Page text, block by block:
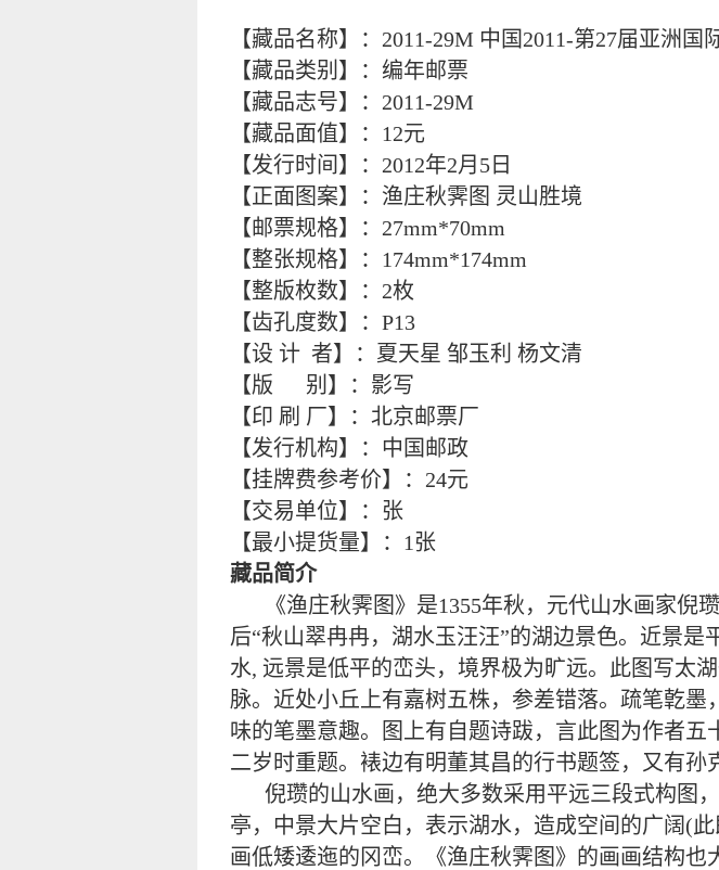
【藏品名称】：2011-29M 中国2011-第27届亚洲
【藏品类别】：编年邮票
【藏品志号】：2011-29M
【藏品面值】：12元
【发行时间】：2012年2月5日
【正面图案】：渔庄秋霁图 灵山胜境
【邮票规格】：27mm*70mm
【整张规格】：174mm*174mm
【整版枚数】：2枚
【齿孔度数】：P13
【设 计 者】：夏天星 邹玉利 杨文清
【版 别】：影写
【印 刷 厂】：北京邮票厂
【发行机构】：中国邮政
【挂牌费参考价】：24元
【交易单位】：张
【最小提货量】：1张
藏品简介
《渔庄秋霁图》是1355年秋，元代山水画家
后“秋山翠冉冉，湖水玉汪汪”的湖边景色。近景
水, 远景是低平的峦头，境界极为旷远。此图写太
脉。近处小丘上有嘉树五株，参差错落。疏笔亁
味的笔墨意趣。图上有自题诗跋，言此图为作者
二岁时重题。裱边有明董其昌的行书题签，又有孙
倪瓒的山水画，绝大多数采用平远三段式构图
亭，中景大片空白，表示湖水，造成空间的广阔(
画低矮逶迤的冈峦。《渔庄秋霁图》的画画结构